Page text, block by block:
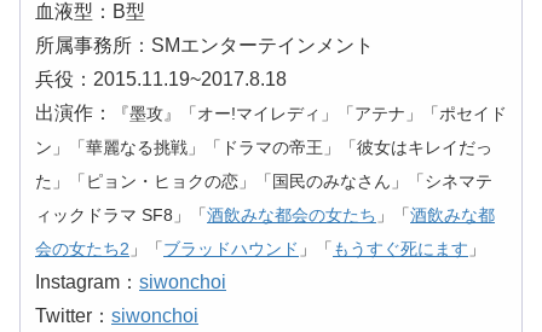
血液型：B型
所属事務所：SMエンターテインメント
兵役：2015.11.19~2017.8.18
出演作：
『墨攻』「オー!マイレディ」「アテナ」「ポセイド
ン」「華麗なる挑戦」「ドラマの帝王」「彼女はキレイだっ
た」「ピョン・ヒョクの恋」「国民のみなさん」「シネマテ
ィックドラマ SF8」「酒飲みな都会の女たち 」「酒飲みな都
会の女たち2 」「ブラッドハウンド 」「 もうすぐ死にます 」
Instagram： siwonchoi
Twitter： siwonchoi